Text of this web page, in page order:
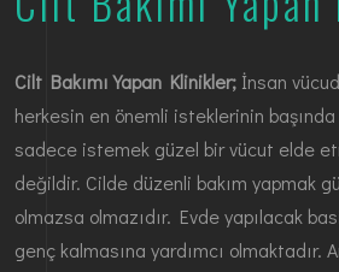
Cilt Bakımı Yapan Klinikler; İnsan
herkesin en önemli isteklerinin
sadece istemek güzel bir vücut elde
değildir. Cilde düzenli bakım yapmak
olmazsa olmazıdır. Evde yapılacak
genç kalmasına yardımcı olmaktadır.